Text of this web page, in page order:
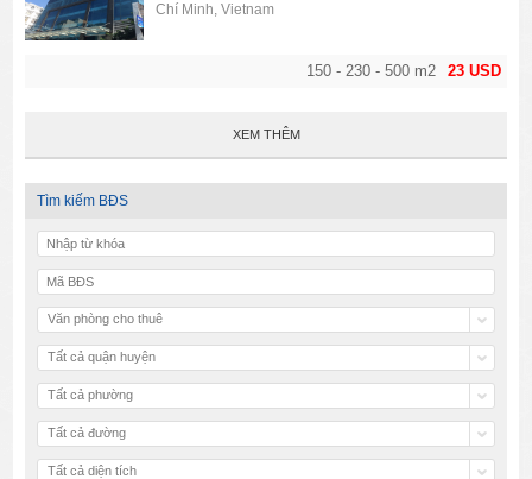
23 USD
150 - 230 - 500 m2
Chí Minh, Vietnam
XEM THÊM
Tìm kiếm BĐS
Văn phòng cho thuê
Tất cả quận huyện
Tất cả phường
Tất cả đường
Tất cả diện tích